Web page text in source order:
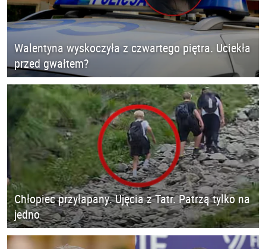
Walentyna wyskoczyła z czwartego piętra. Uciekła
przed gwałtem?
Chłopiec przyłapany. Ujęcia z Tatr. Patrzą tylko na
jedno